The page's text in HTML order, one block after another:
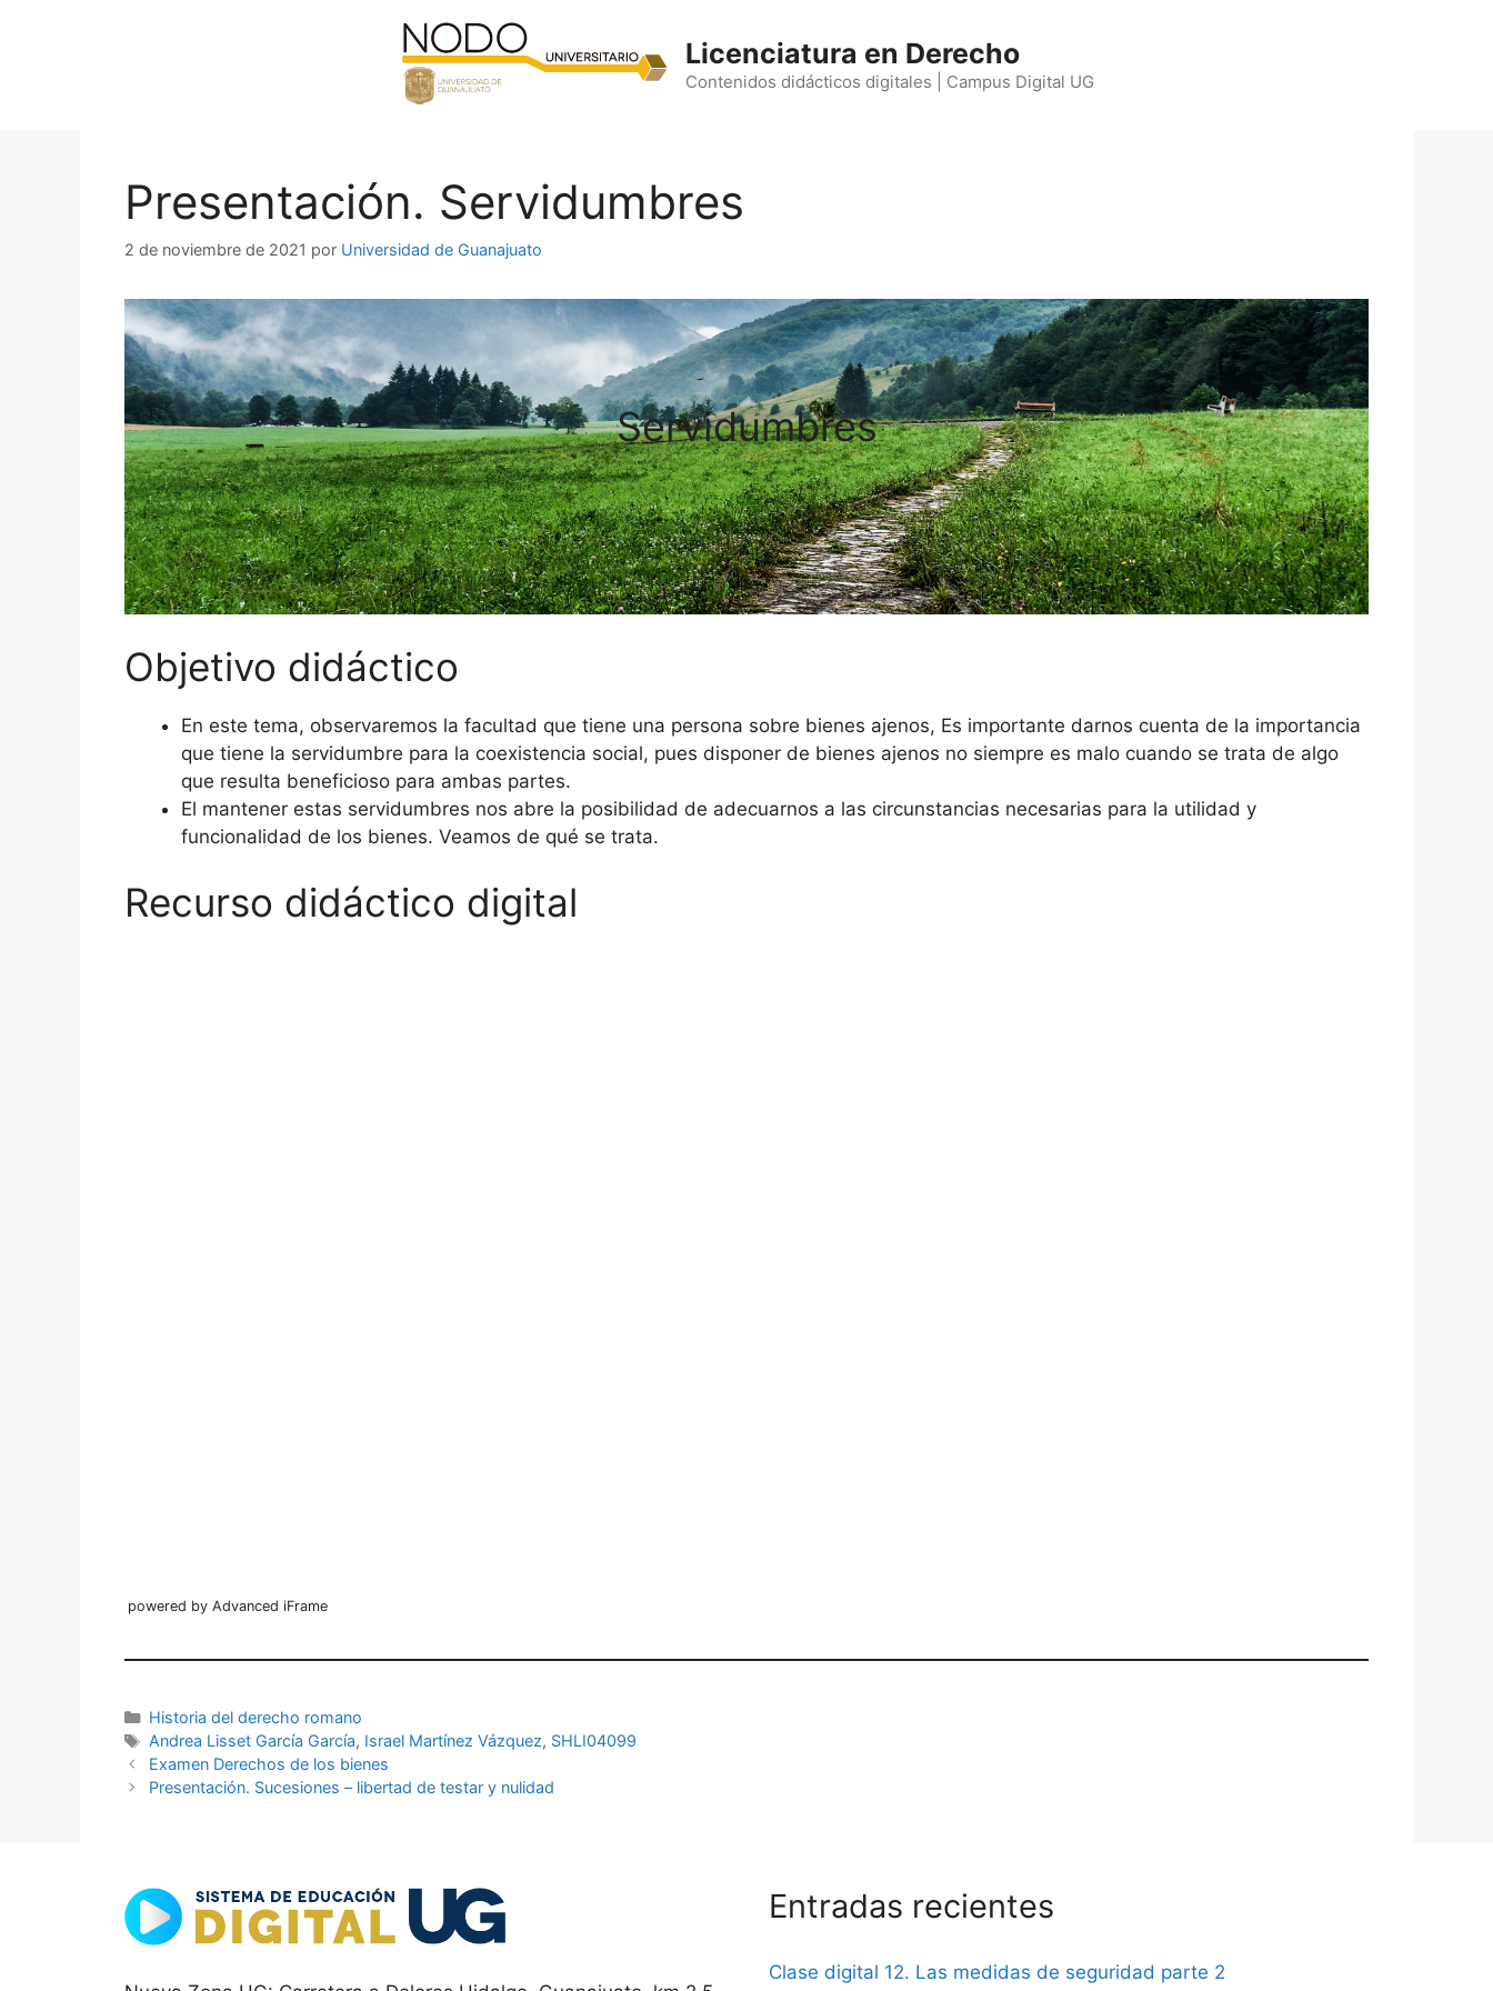
Licenciatura en Derecho
Contenidos didácticos digitales | Campus Digital UG
Presentación. Servidumbres
2 de noviembre de 2021 por Universidad de Guanajuato
Servidumbres
Objetivo didáctico
En este tema, observaremos la facultad que tiene una persona sobre bienes ajenos, Es importante darnos cuenta de la importancia
que tiene la servidumbre para la coexistencia social, pues disponer de bienes ajenos no siempre es malo cuando se trata de algo
que resulta beneficioso para ambas partes.
El mantener estas servidumbres nos abre la posibilidad de adecuarnos a las circunstancias necesarias para la utilidad y
funcionalidad de los bienes. Veamos de qué se trata.
Recurso didáctico digital
powered by Advanced iFrame
Categorías
Historia del derecho romano
Etiquetas
Andrea Lisset García García, Israel Martínez Vázquez, SHLI04099
Examen Derechos de los bienes
Presentación. Sucesiones – libertad de testar y nulidad
Entradas recientes
Clase digital 12. Las medidas de seguridad parte 2